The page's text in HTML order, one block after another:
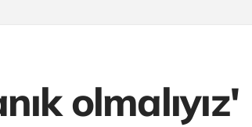
olmalıyız'